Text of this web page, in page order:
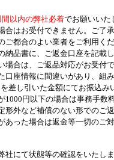
間以内の弊社必着でお願いいた
せん。ご了承くだ
者をご利用くださ
座を記載していただ
対応がお受付でき
あり、組み戻しに
にてお振込みいた
事務手数料と返金金額
形でのご返送の場
場合は返金等一切のご
の確認をいたしま